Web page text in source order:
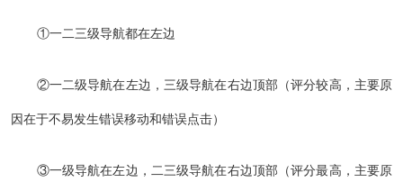
①一二三级导航都在左边
②一二级导航在左边，三级导航在右边顶部（评分较高，主要原
因在于不易发生错误移动和错误点击）
③一级导航在左边，二三级导航在右边顶部（评分最高，主要原